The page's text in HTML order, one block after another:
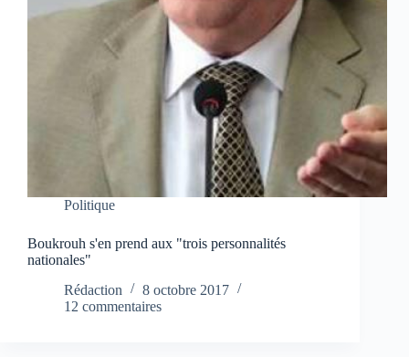
Politique
Boukrouh s'en prend aux "trois personnalités
nationales"
Rédaction
8 octobre 2017
12 commentaires